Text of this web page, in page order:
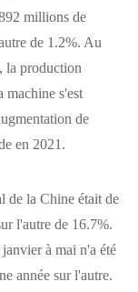
millions de
de 1.2%. Au
la production
machine s'est
de
en 2021.
de la Chine était de
l'autre de 16.7%.
à mai n'a été
année sur l'autre.